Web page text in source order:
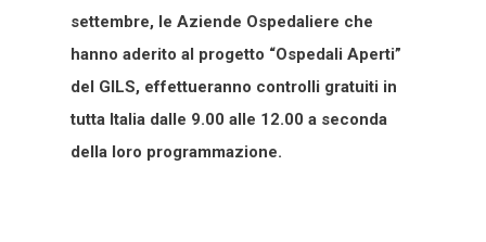
settembre, le Aziende Ospedaliere che
hanno aderito al progetto “Ospedali Aperti”
del GILS, effettueranno controlli gratuiti in
tutta Italia dalle 9.00 alle 12.00 a seconda
della loro programmazione.